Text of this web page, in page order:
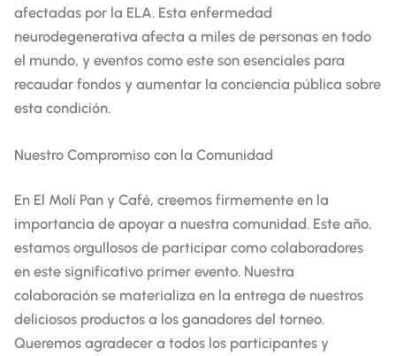
afectadas por la ELA. Esta enfermedad
neurodegenerativa afecta a miles de personas en todo
el mundo, y eventos como este son esenciales para
recaudar fondos y aumentar la conciencia pública sobre
esta condición.
Nuestro Compromiso con la Comunidad
En El Molí Pan y Café, creemos firmemente en la
importancia de apoyar a nuestra comunidad. Este año,
estamos orgullosos de participar como colaboradores
en este significativo primer evento. Nuestra
colaboración se materializa en la entrega de nuestros
deliciosos productos a los ganadores del torneo.
Queremos agradecer a todos los participantes y